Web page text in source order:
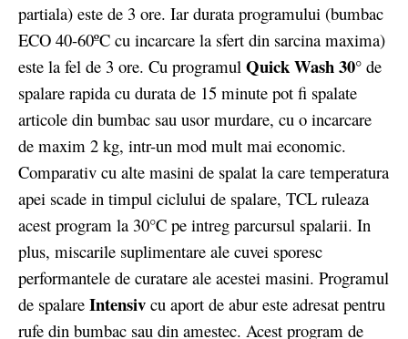
partiala) este de 3 ore. Iar durata programului (bumbac
ECO 40-60ºC cu incarcare la sfert din sarcina maxima)
este la fel de 3 ore. Cu programul Quick Wash 30° de
spalare rapida cu durata de 15 minute pot fi spalate
articole din bumbac sau usor murdare, cu o incarcare
de maxim 2 kg, intr-un mod mult mai economic.
Comparativ cu alte masini de spalat la care temperatura
apei scade in timpul ciclului de spalare, TCL ruleaza
acest program la 30°C pe intreg parcursul spalarii. In
plus, miscarile suplimentare ale cuvei sporesc
performantele de curatare ale acestei masini. Programul
de spalare Intensiv cu aport de abur este adresat pentru
rufe din bumbac sau din amestec. Acest program de